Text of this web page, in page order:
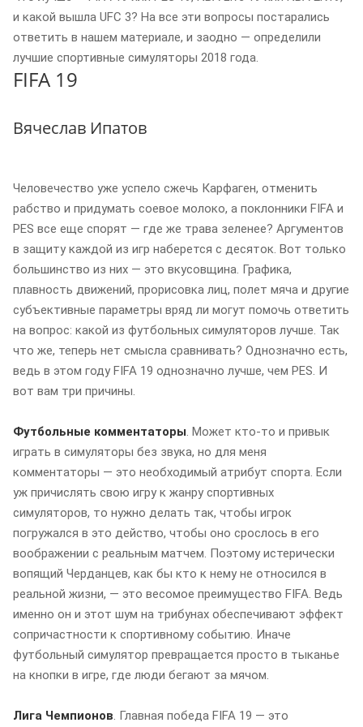
и какой вышла UFC 3? На все эти вопросы постарались
ответить в нашем материале, и заодно — определили
лучшие спортивные симуляторы 2018 года.
FIFA 19
Вячеслав Ипатов
Человечество уже успело сжечь Карфаген, отменить
рабство и придумать соевое молоко, а поклонники FIFA и
PES все еще спорят — где же трава зеленее? Аргументов
в защиту каждой из игр наберется с десяток. Вот только
большинство из них — это вкусовщина. Графика,
плавность движений, прорисовка лиц, полет мяча и другие
субъективные параметры вряд ли могут помочь ответить
на вопрос: какой из футбольных симуляторов лучше. Так
что же, теперь нет смысла сравнивать? Однозначно есть,
ведь в этом году FIFA 19 однозначно лучше, чем PES. И
вот вам три причины.
Футбольные комментаторы. Может кто-то и привык
играть в симуляторы без звука, но для меня
комментаторы — это необходимый атрибут спорта. Если
уж причислять свою игру к жанру спортивных
симуляторов, то нужно делать так, чтобы игрок
погружался в это действо, чтобы оно срослось в его
воображении с реальным матчем. Поэтому истерически
вопящий Черданцев, как бы кто к нему не относился в
реальной жизни, — это весомое преимущество FIFA. Ведь
именно он и этот шум на трибунах обеспечивают эффект
сопричастности к спортивному событию. Иначе
футбольный симулятор превращается просто в тыканье
на кнопки в игре, где люди бегают за мячом.
Лига Чемпионов. Главная победа FIFA 19 — это